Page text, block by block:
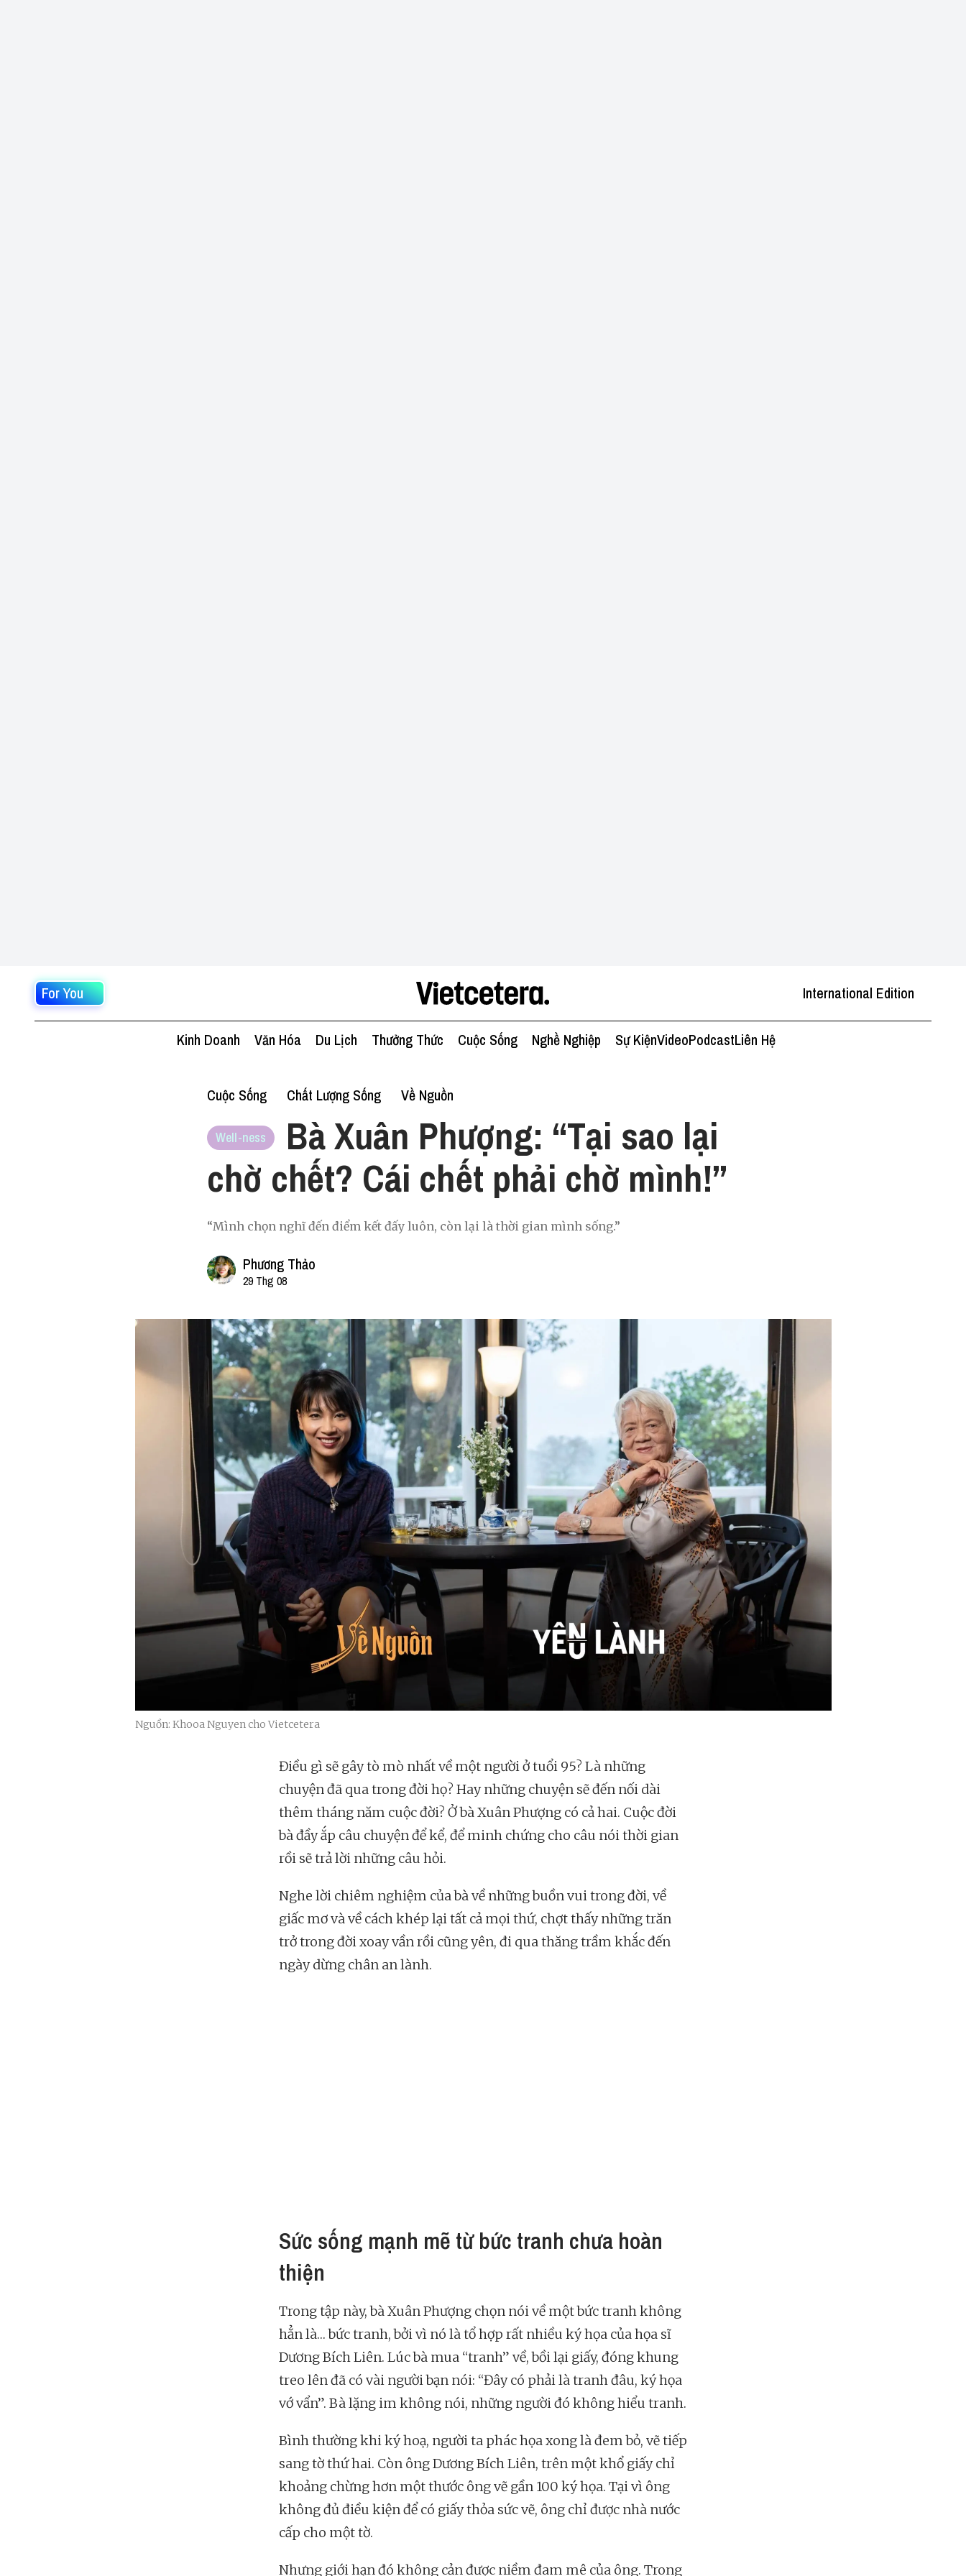
For You International Edition
Kinh Doanh Văn Hóa Du Lịch Thưởng Thức Cuộc Sống Nghề Nghiệp Sự KiệnVideoPodcastLiên Hệ
Cuộc Sống Chất Lượng Sống Về Nguồn
Well-ness
Bà Xuân Phượng: “Tại sao lại
chờ chết? Cái chết phải chờ mình!”
“Mình chọn nghĩ đến điểm kết đấy luôn, còn lại là thời gian mình sống.”
Phương Thảo
29 Thg 08
Nguồn: Khooa Nguyen cho Vietcetera
Điều gì sẽ gây tò mò nhất về một người ở tuổi 95? Là những
chuyện đã qua trong đời họ? Hay những chuyện sẽ đến nối dài
thêm tháng năm cuộc đời? Ở bà Xuân Phượng có cả hai. Cuộc đời
bà đầy ắp câu chuyện để kể, để minh chứng cho câu nói thời gian
rồi sẽ trả lời những câu hỏi.
Nghe lời chiêm nghiệm của bà về những buồn vui trong đời, về
giấc mơ và về cách khép lại tất cả mọi thứ, chợt thấy những trăn
trở trong đời xoay vần rồi cũng yên, đi qua thăng trầm khắc đến
ngày dừng chân an lành.
Sức sống mạnh mẽ từ bức tranh chưa hoàn
thiện
Trong tập này, bà Xuân Phượng chọn nói về một bức tranh không
hẳn là… bức tranh, bởi vì nó là tổ hợp rất nhiều ký họa của họa sĩ
Dương Bích Liên. Lúc bà mua “tranh” về, bồi lại giấy, đóng khung
treo lên đã có vài người bạn nói: “Đây có phải là tranh đâu, ký họa
vớ vẩn”. Bà lặng im không nói, những người đó không hiểu tranh.
Bình thường khi ký hoạ, người ta phác họa xong là đem bỏ, vẽ tiếp
sang tờ thứ hai. Còn ông Dương Bích Liên, trên một khổ giấy chỉ
khoảng chừng hơn một thước ông vẽ gần 100 ký họa. Tại vì ông
không đủ điều kiện để có giấy thỏa sức vẽ, ông chỉ được nhà nước
cấp cho một tờ.
Nhưng giới hạn đó không cản được niềm đam mê của ông. Trong